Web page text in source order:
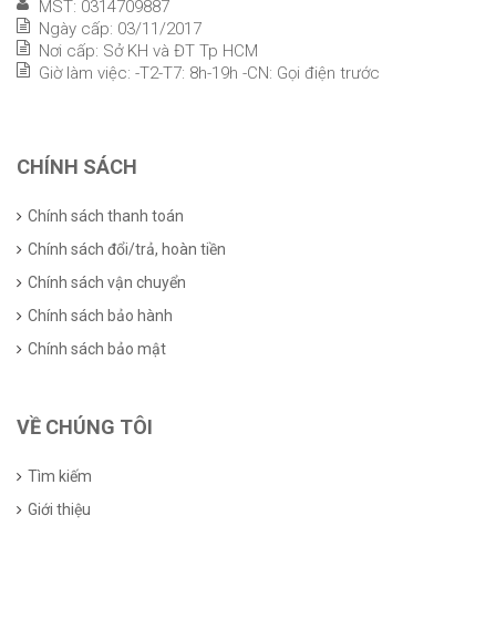
MST: 0314709887
Ngày cấp: 03/11/2017
Nơi cấp: Sở KH và ĐT Tp HCM
Giờ làm việc: -T2-T7: 8h-19h -CN: Gọi điện trước
CHÍNH SÁCH
Chính sách thanh toán
Chính sách đổi/trả, hoàn tiền
Chính sách vận chuyển
Chính sách bảo hành
Chính sách bảo mật
VỀ CHÚNG TÔI
Tìm kiếm
Giới thiệu